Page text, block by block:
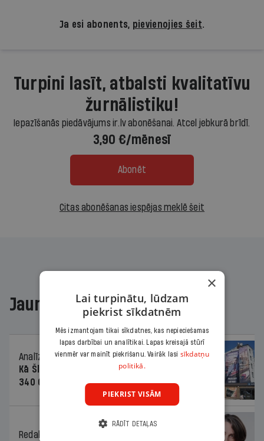
Ja esi abonents, pievienojies šeit.
Turpini lasīt, atbalsti kvalitatīvu
žurnālistiku!
Iepazīšanās piedāvājums ir.lv abonēšanai. Atcel jebkurā brīdī.
3,90 €/mēnesī
Abonēt
Citas abonēšanas iespējas meklē šeit
Jaunākajā žurnālā
Analīze
06.08.2026.
Kā Šlesera partija palika nesodīta par
340 000 vērtu reklāmas kampaņu
Redaktores sleja
×
Lai turpinātu, lūdzam
piekrist sīkdatnēm
Mēs izmantojam tikai sīkdatnes, kas nepieciešamas
lapas darbībai un analītikai. Lapas kreisajā stūrī
vienmēr var mainīt piekrišanu. Vairāk lasi sīkdatņu
politikā.
PIEKRIST VISĀM
RĀDĪT DETAĻAS